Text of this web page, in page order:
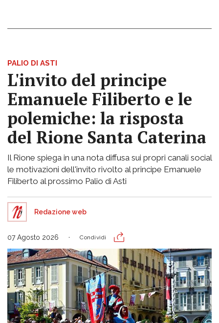
PALIO DI ASTI
L'invito del principe
Emanuele Filiberto e le
polemiche: la risposta
del Rione Santa Caterina
Il Rione spiega in una nota diffusa sui propri canali social
le motivazioni dell'invito rivolto al principe Emanuele
Filiberto al prossimo Palio di Asti
Redazione web
07 Agosto 2026 Condividi